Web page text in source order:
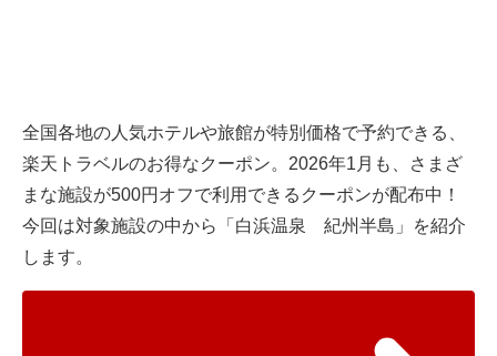
全国各地の人気ホテルや旅館が特別価格で予約できる、
楽天トラベルのお得なクーポン。2026年1月も、さまざ
まな施設が500円オフで利用できるクーポンが配布中！
今回は対象施設の中から「白浜温泉 紀州半島」を紹介
します。